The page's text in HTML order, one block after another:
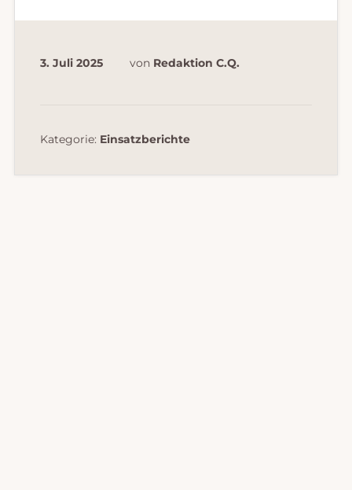
3. Juli 2025 von Redaktion C.Q.
Kategorie: Einsatzberichte